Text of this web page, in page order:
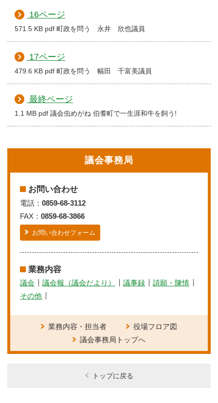
16ページ
571.5 KB pdf 町政を問う 永井 欣也議員
17ページ
479.6 KB pdf 町政を問う 幅田 千富美議員
最終ページ
1.1 MB pdf 議会虫めがね 伯耆町で一生涯和牛を飼う!
議会事務局
お問い合わせ
電話： 0859-68-3112
FAX： 0859-68-3866
お問い合わせフォーム
業務内容
議会 議会報（議会だより） 議事録
請願・陳情
その他
業務内容・担当者
役場フロア図
議会事務局トップへ
トップに戻る